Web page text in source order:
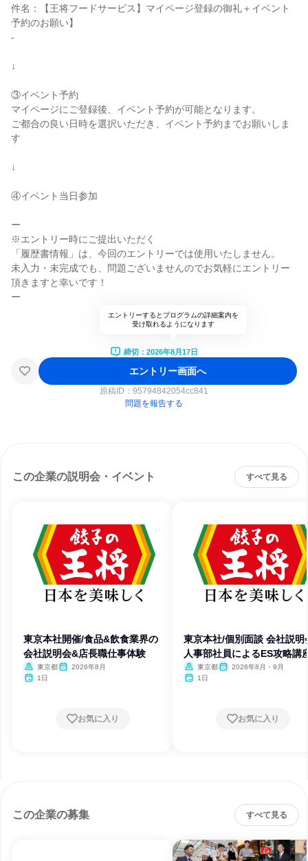
件名：【王将フードサービス】マイページ登録の御礼＋イベント
予約のお願い】
-
↓
③イベント予約
マイページにご登録後、イベント予約が可能となります。
ご都合の良い日時を選択いただき、イベント予約までお願いしま
す
↓
④イベント当日参加
ー
※エントリー時にご提出いただく
「履歴書情報」は、今回のエントリーでは使用いたしません。
未入力・未完成でも、問題ございませんのでお気軽にエントリー
頂きますと幸いです！
ー
エントリーするとプログラムの詳細案内を
受け取れるようになります
締切：2026年8月17日
エントリー画面へ
原稿ID： 95794842054cc841
問題を報告する
この企業の説明会・イベント すべて見る
東京本社開催/食品&飲食業界の
会社説明会&店長職仕事体験
東京都
2026年8月
1日
お気に入り
東京本社/個別面談 会社説明
人事部社員によるES攻略講
東京都
2026年8月・9月
1日
お気に入り
この企業の募集 すべて見る